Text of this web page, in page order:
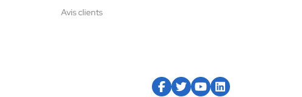
Avis clients